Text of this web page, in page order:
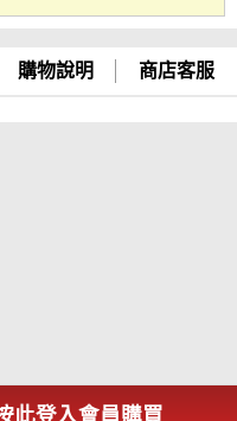
購物說明 商店客服
此登入會員購買
銀行、玉山銀行、凱基銀
商銀
、第一銀行、華南銀行、